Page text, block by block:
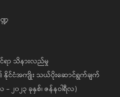
ဍ
ာ သိနားလည်မှု
နိုင်ငံအကျိုး သယ်ပိုးဆောင်ရွက်ချက်
- ၂၀၂၃ ခုနှစ်၊ ဇန်နဝါရီလ)